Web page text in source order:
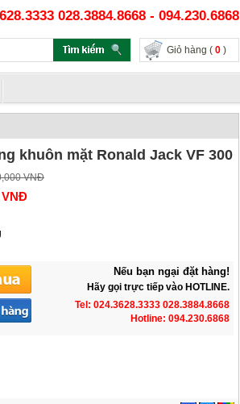
Giỏ hàng ( 0 )
028.3884.8668 - 094.230.6868
khuôn mặt Ronald Jack VF 300
VNĐ
VNĐ
Nếu bạn ngại đặt hàng!
Hãy gọi trực tiếp vào HOTLINE.
Tel: 024.3628.3333 028.3884.8668
Hotline: 094.230.6868